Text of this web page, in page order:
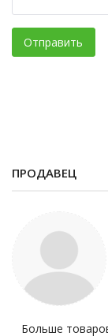
Отправить
ПРОДАВЕЦ
Больше